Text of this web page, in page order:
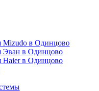
Mizudo в Одинцово
Эван в Одинцово
Haier в Одинцово